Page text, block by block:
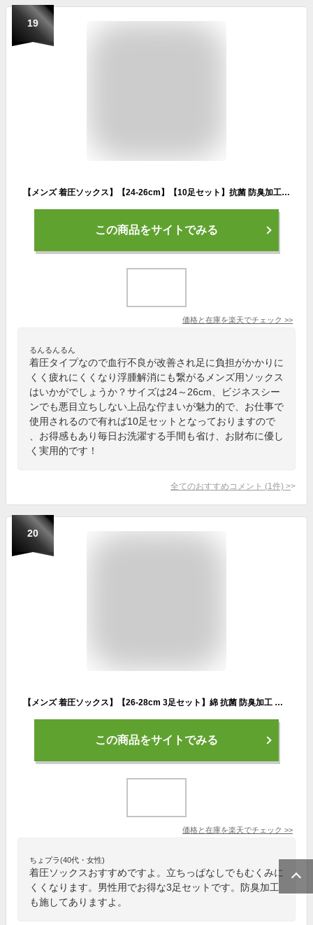
19
【メンズ 着圧ソックス】【24-26cm】【10足セット】抗菌 防臭加工 足の疲れ むくみ 下肢静脈瘤 立ち仕事 デスクワーク エコノミー症候群 ゴルフ 筋肉痛 ビジネスソックス 加圧ソックス【メール便不可】★N001-10p 太陽ニット
この商品をサイトでみる
価格と在庫を楽天でチェック >>
るんるんるん
着圧タイプなので血行不良が改善され足に負担がかかりに
くく疲れにくくなり浮腫解消にも繋がるメンズ用ソックス
はいかがでしょうか？サイズは24～26cm、ビジネスシー
ンでも悪目立ちしない上品な佇まいが魅力的で、お仕事で
使用されるので有れば10足セットとなっておりますので
、お得感もあり毎日お洗濯する手間も省け、お財布に優し
く実用的です！
全てのおすすめコメント (1 件) >
20
【メンズ 着圧ソックス】【26-28cm 3足セット】綿 抗菌 防臭加工 足の疲れ むくみ 下肢静脈瘤 立ち仕事 デスクワーク エコノミー症候群 ゴルフ 筋肉痛 ビジネスソックス 加圧ソックス ハイソックス【メール便1セットのみ可】★N001L-3p 太陽ニット
この商品をサイトでみる
価格と在庫を楽天でチェック >>
ちょプラ(40代・女性)
着圧ソックスおすすめですよ。立ちっぱなしでもむくみに
くくなります。男性用でお得な3足セットです。防臭加工
も施してありますよ。